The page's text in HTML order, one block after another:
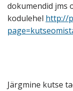
dokumendid jms
kodulehel http://
Järgmine kutse